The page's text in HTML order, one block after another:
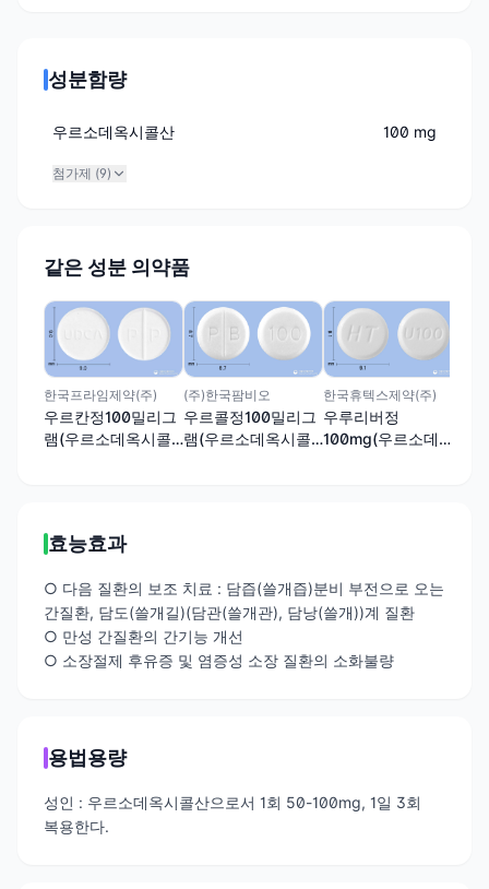
성분함량
우르소데옥시콜산 100 mg
첨가제 (9)
같은 성분 의약품
한국프라임제약(주)
우르칸정100밀리그
램(우르소데옥시콜
(주)한국팜비오
우르콜정100밀리그
램(우르소데옥시콜
한국휴텍스제약(주)
우루리버정
100mg(우르소데옥
효능효과
○ 다음 질환의 보조 치료 : 담즙(쓸개즙)분비 부전으로 오는
간질환, 담도(쓸개길)(담관(쓸개관), 담낭(쓸개))계 질환
○ 만성 간질환의 간기능 개선
○ 소장절제 후유증 및 염증성 소장 질환의 소화불량
용법용량
성인 : 우르소데옥시콜산으로서 1회 50-100mg, 1일 3회
복용한다.